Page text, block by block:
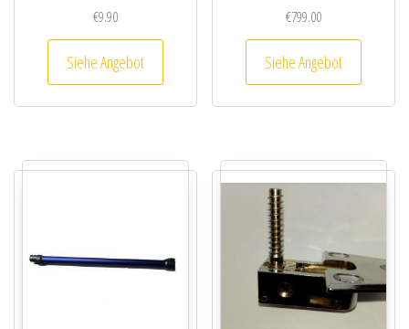
€9.90
Siehe Angebot
€799.00
Siehe Angebot